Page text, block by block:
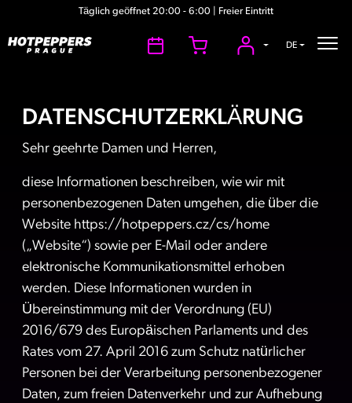
DE
Täglich geöffnet 20:00 - 6:00 | Freier Eintritt
DATENSCHUTZERKLÄRUNG
Sehr geehrte Damen und Herren,
diese Informationen beschreiben, wie wir mit
personenbezogenen Daten umgehen, die über die
Website https://hotpeppers.cz/cs/home
(„Website“) sowie per E-Mail oder andere
elektronische Kommunikationsmittel erhoben
werden. Diese Informationen wurden in
Übereinstimmung mit der Verordnung (EU)
2016/679 des Europäischen Parlaments und des
Rates vom 27. April 2016 zum Schutz natürlicher
Personen bei der Verarbeitung personenbezogener
Daten, zum freien Datenverkehr und zur Aufhebung